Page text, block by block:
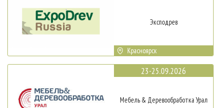
Эксподрев
Красноярск
23-25.09.2026
Мебель & Деревообработка Урал